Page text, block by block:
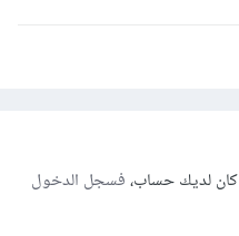
كان لديك حساب،فسجل الدخول